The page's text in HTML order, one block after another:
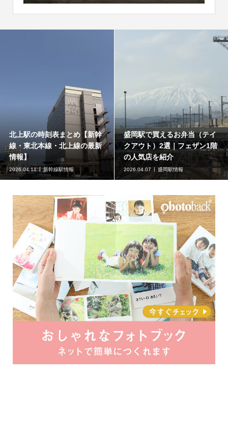
北上駅の時刻表まとめ【新幹
線・東北本線・北上線の最新
情報】
2026.04.11 新幹線駅情報
盛岡駅で買えるお弁当（テイ
クアウト）2選｜フェザン1階
の人気店を紹介
2026.04.07 盛岡駅情報